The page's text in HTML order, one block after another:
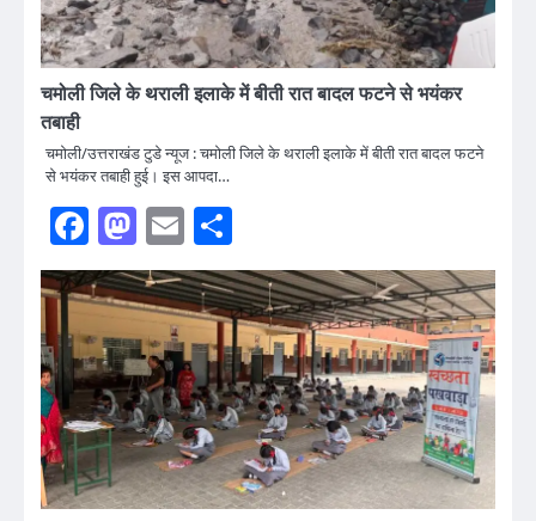
चमोली जिले के थराली इलाके में बीती रात बादल फटने से भयंकर
तबाही
चमोली/उत्तराखंड टुडे न्यूज : चमोली जिले के थराली इलाके में बीती रात बादल फटने
से भयंकर तबाही हुई। इस आपदा…
Facebook
Mastodon
Email